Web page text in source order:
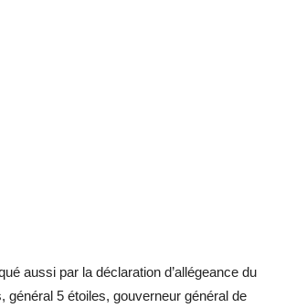
aussi par la déclaration d’allégeance du
5 étoiles, gouverneur général de